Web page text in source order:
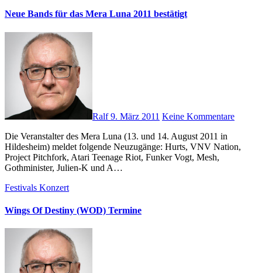
Neue Bands für das Mera Luna 2011 bestätigt
Ralf9. März 2011 Keine Kommentare
Die Veranstalter des Mera Luna (13. und 14. August 2011 in
Hildesheim) meldet folgende Neuzugänge: Hurts, VNV Nation,
Project Pitchfork, Atari Teenage Riot, Funker Vogt, Mesh,
Gothminister, Julien-K und A…
Festivals Konzert
Wings Of Destiny (WOD) Termine